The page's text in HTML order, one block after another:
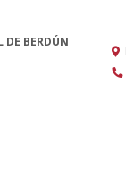
DE BERDÚN